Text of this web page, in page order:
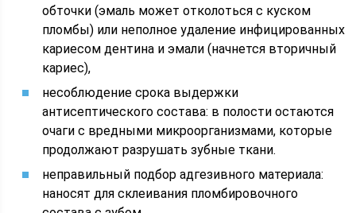
обточки (эмаль может отколоться с куском
пломбы) или неполное удаление инфицированных
кариесом дентина и эмали (начнется вторичный
кариес),
несоблюдение срока выдержки
антисептического состава: в полости остаются
очаги с вредными микроорганизмами, которые
продолжают разрушать зубные ткани.
неправильный подбор адгезивного материала:
наносят для склеивания пломбировочного